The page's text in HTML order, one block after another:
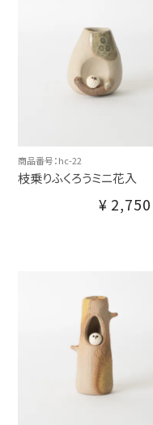
商品番号：hc-22
枝乗りふくろうミニ花入
¥ 2,750